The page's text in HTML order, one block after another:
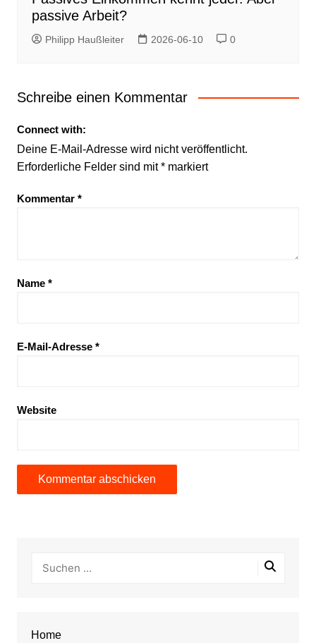
passive Arbeit?
Philipp Haußleiter 2026-06-10 0
Schreibe einen Kommentar
Connect with:
Deine E-Mail-Adresse wird nicht veröffentlicht.
Erforderliche Felder sind mit*markiert
Kommentar *
Name *
E-Mail-Adresse *
Website
Home